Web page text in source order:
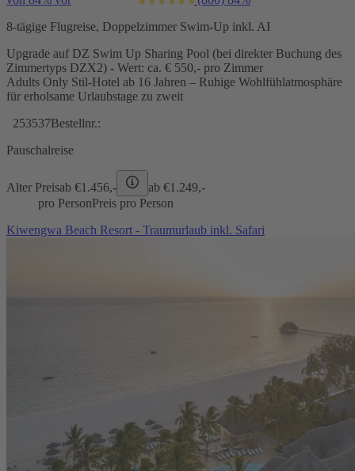
8-tägige Flugreise, Doppelzimmer Swim-Up inkl. AI
Upgrade auf DZ Swim Up Sharing Pool (bei direkter Buchung des
Zimmertyps DZX2) - Wert: ca. € 550,- pro Zimmer
Adults Only Stil-Hotel ab 16 Jahren – Ruhige Wohlfühlatmosphäre
für erholsame Urlaubstage zu zweit
253537Bestellnr.:
Pauschalreise
Alter Preisab €1.456,- ab €1.249,-
pro PersonPreis pro Person
Kiwengwa Beach Resort - Traumurlaub inkl. Safari